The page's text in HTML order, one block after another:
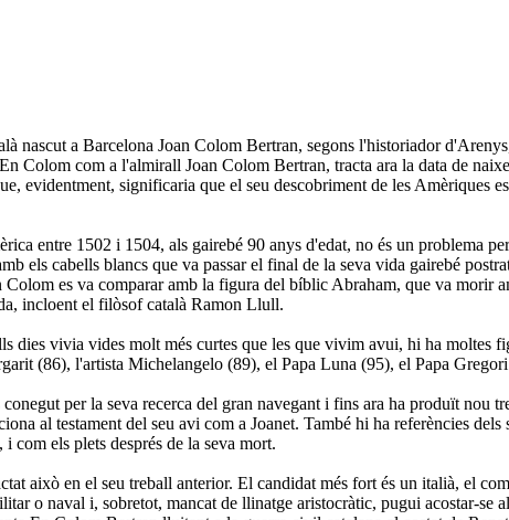
nascut a Barcelona Joan Colom Bertran, segons l'historiador
Colom com a l'almirall Joan Colom Bertran, tracta ara la data de
evidentment, significaria que el seu descobriment de les Amèriques
entre 1502 i 1504, als gairebé 90 anys d'edat, no és un problema
els cabells blancs que va passar el final de la seva vida gairebé
es va comparar amb la figura del bíblic Abraham, que va morir
incloent el filòsof català Ramon Llull.
dies vivia vides molt més curtes que les que vivim avui, hi ha moltes
(86), l'artista Michelangelo (89), el Papa Luna (95), el Papa
per la seva recerca del gran navegant i fins ara ha produït nou
al testament del seu avi com a Joanet. També hi ha referències
els plets després de la seva mort.
això en el seu treball anterior. El candidat més fort és un italià, el
o naval i, sobretot, mancat de llinatge aristocràtic, pugui acostar-